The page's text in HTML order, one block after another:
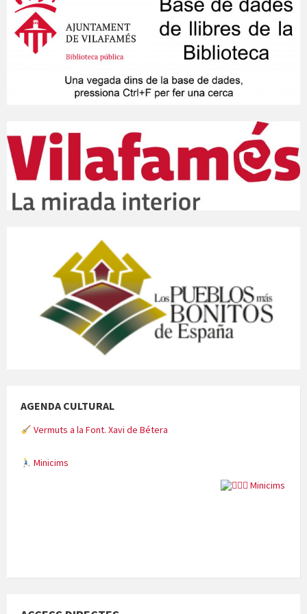
AGENDA CULTURAL
Vermuts a la Font. Xavi de Bétera
Minicims